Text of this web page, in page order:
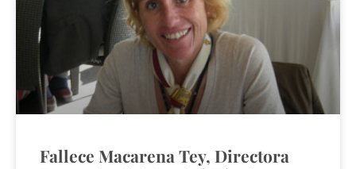
Fallece Macarena Tey, Directora